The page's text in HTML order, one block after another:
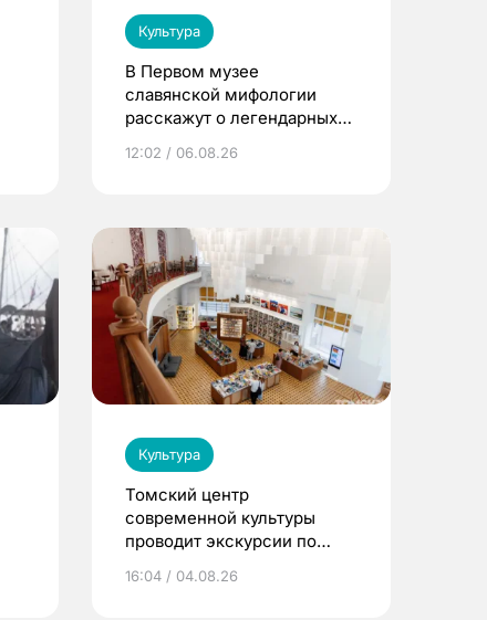
Культура
В Первом музее
славянской мифологии
расскажут о легендарных
12:02 / 06.08.26
Культура
Томский центр
современной культуры
проводит экскурсии по
16:04 / 04.08.26